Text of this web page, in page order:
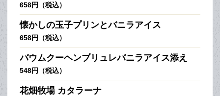
658円（税込）
懐かしの玉子プリンとバニラアイス
658円（税込）
バウムクーヘンブリュレバニラアイス添え
548円（税込）
花畑牧場 カタラーナ